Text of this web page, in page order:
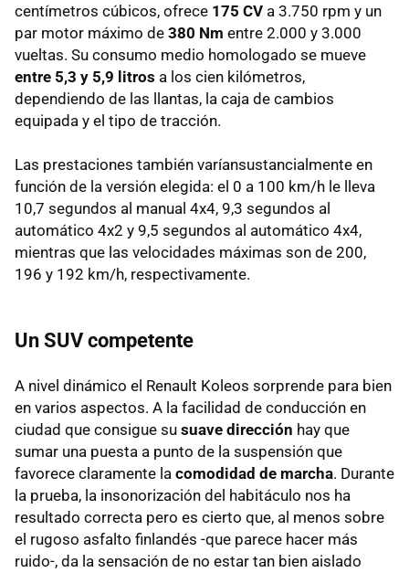
centímetros cúbicos, ofrece 175 CV a 3.750 rpm y un
par motor máximo de 380 Nm entre 2.000 y 3.000
vueltas. Su consumo medio homologado se mueve
entre 5,3 y 5,9 litros a los cien kilómetros,
dependiendo de las llantas, la caja de cambios
equipada y el tipo de tracción.
Las prestaciones también varíansustancialmente en
función de la versión elegida: el 0 a 100 km/h le lleva
10,7 segundos al manual 4x4, 9,3 segundos al
automático 4x2 y 9,5 segundos al automático 4x4,
mientras que las velocidades máximas son de 200,
196 y 192 km/h, respectivamente.
Un SUV competente
A nivel dinámico el Renault Koleos sorprende para bien
en varios aspectos. A la facilidad de conducción en
ciudad que consigue su suave dirección hay que
sumar una puesta a punto de la suspensión que
favorece claramente la comodidad de marcha. Durante
la prueba, la insonorización del habitáculo nos ha
resultado correcta pero es cierto que, al menos sobre
el rugoso asfalto finlandés -que parece hacer más
ruido-, da la sensación de no estar tan bien aislado